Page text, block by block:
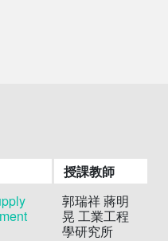
授課教師
郭瑞祥 蔣明
晃 工業工程
學研究所